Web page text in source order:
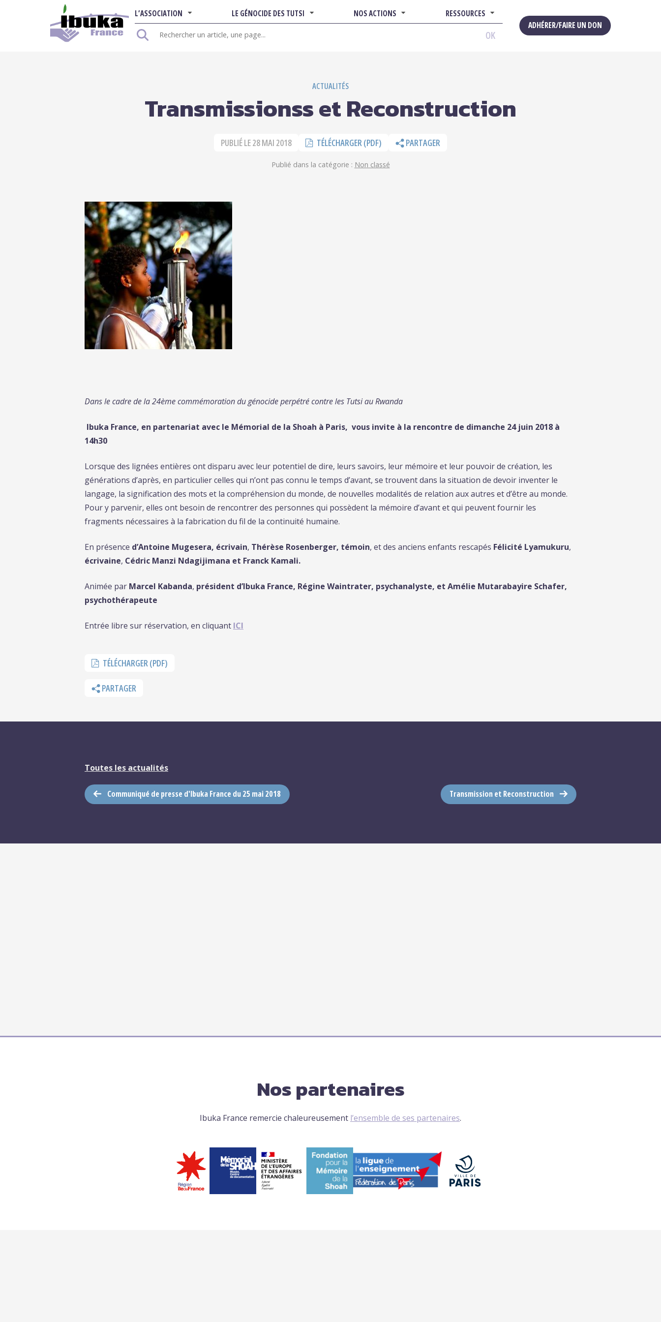
L’ASSOCIATION LE GÉNOCIDE DES TUTSI NOS ACTIONS RESSOURCES
Rechercher
OK
ADHÉRER/FAIRE UN DON
ACTUALITÉS
Transmissionss et Reconstruction
PUBLIÉ LE28 MAI 2018 TÉLÉCHARGER (PDF) PARTAGER
Publié dans la catégorie : Non classé
Dans le cadre de la 24ème commémoration du génocide perpétré contre les Tutsi au Rwanda
Ibuka France, en partenariat avec le Mémorial de la Shoah à Paris, vous invite à la rencontre de dimanche 24 juin 2018 à
14h30
Lorsque des lignées entières ont disparu avec leur potentiel de dire, leurs savoirs, leur mémoire et leur pouvoir de création, les
générations d’après, en particulier celles qui n’ont pas connu le temps d’avant, se trouvent dans la situation de devoir inventer le
langage, la signification des mots et la compréhension du monde, de nouvelles modalités de relation aux autres et d’être au monde.
Pour y parvenir, elles ont besoin de rencontrer des personnes qui possèdent la mémoire d’avant et qui peuvent fournir les
fragments nécessaires à la fabrication du fil de la continuité humaine.
En présence d’Antoine Mugesera, écrivain, Thérèse Rosenberger, témoin, et des anciens enfants rescapés Félicité Lyamukuru,
écrivaine, Cédric Manzi Ndagijimana et Franck Kamali.
Animée par Marcel Kabanda, président d’Ibuka France, Régine Waintrater, psychanalyste, et Amélie Mutarabayire Schafer,
psychothérapeute
Entrée libre sur réservation, en cliquant ICI
TÉLÉCHARGER (PDF)
PARTAGER
Toutes les actualités
Communiqué de presse d'Ibuka France du 25 mai 2018 Transmission et Reconstruction
Nos partenaires
Ibuka France remercie chaleureusement l’ensemble de ses partenaires.